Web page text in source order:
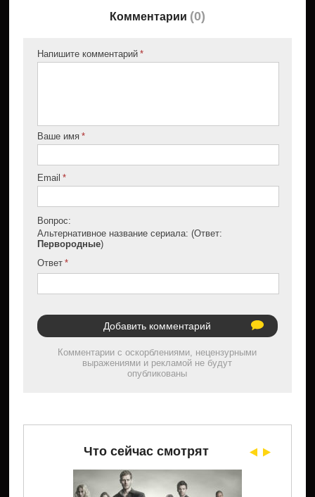
Комментарии (0)
Напишите комментарий
Ваше имя
Email
Вопрос:
Альтернативное название сериала: (Ответ:
Первородные)
Ответ
Комментарии с оскорблениями, нецензурными
выражениями и рекламой не будут
опубликованы
Что сейчас смотрят